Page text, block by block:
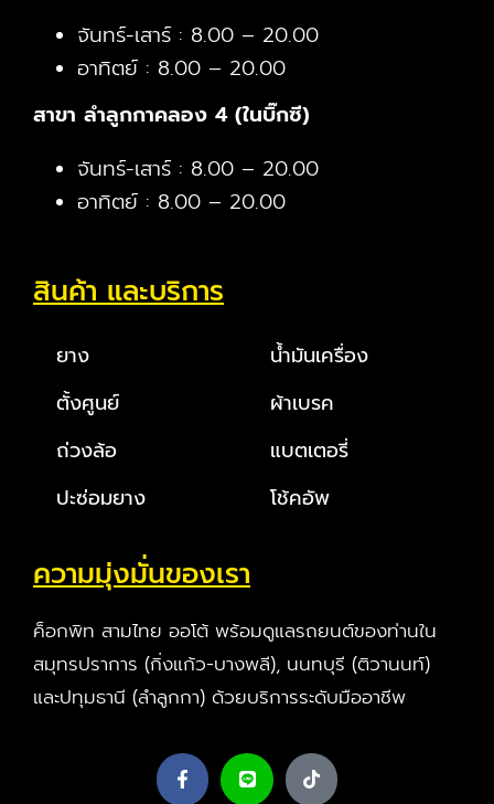
จันทร์-เสาร์ : 8.00 – 20.00
อาทิตย์ : 8.00 – 20.00
สาขา ลำลูกกาคลอง 4 (ในบิ๊กซี)
จันทร์-เสาร์ : 8.00 – 20.00
อาทิตย์ : 8.00 – 20.00
สินค้า และบริการ
ยาง
ตั้งศูนย์
ถ่วงล้อ
ปะซ่อมยาง
น้ำมันเครื่อง
ผ้าเบรค
แบตเตอรี่
โช้คอัพ
ความมุ่งมั่นของเรา
ค็อกพิท สามไทย ออโต้ พร้อมดูแลรถยนต์ของท่านใน
สมุทรปราการ (กิ่งแก้ว-บางพลี), นนทบุรี (ติวานนท์)
และปทุมธานี (ลำลูกกา) ด้วยบริการระดับมืออาชีพ